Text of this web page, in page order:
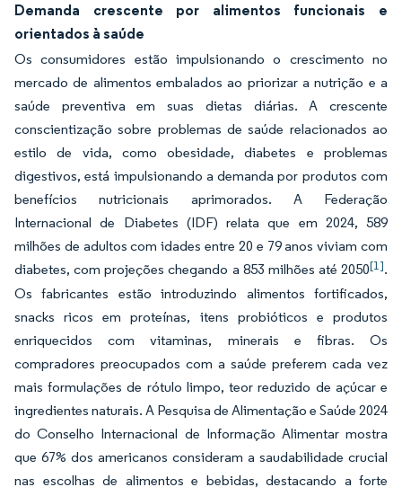
Demanda crescente por alimentos funcionais e
orientados à saúde
Os consumidores estão impulsionando o crescimento no
mercado de alimentos embalados ao priorizar a nutrição e a
saúde preventiva em suas dietas diárias. A crescente
conscientização sobre problemas de saúde relacionados ao
estilo de vida, como obesidade, diabetes e problemas
digestivos, está impulsionando a demanda por produtos com
benefícios nutricionais aprimorados. A Federação
Internacional de Diabetes (IDF) relata que em 2024, 589
milhões de adultos com idades entre 20 e 79 anos viviam com
diabetes, com projeções chegando a 853 milhões até 2050[1].
Os fabricantes estão introduzindo alimentos fortificados,
snacks ricos em proteínas, itens probióticos e produtos
enriquecidos com vitaminas, minerais e fibras. Os
compradores preocupados com a saúde preferem cada vez
mais formulações de rótulo limpo, teor reduzido de açúcar e
ingredientes naturais. A Pesquisa de Alimentação e Saúde 2024
do Conselho Internacional de Informação Alimentar mostra
que 67% dos americanos consideram a saudabilidade crucial
nas escolhas de alimentos e bebidas, destacando a forte